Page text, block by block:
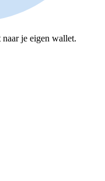
je eigen wallet.